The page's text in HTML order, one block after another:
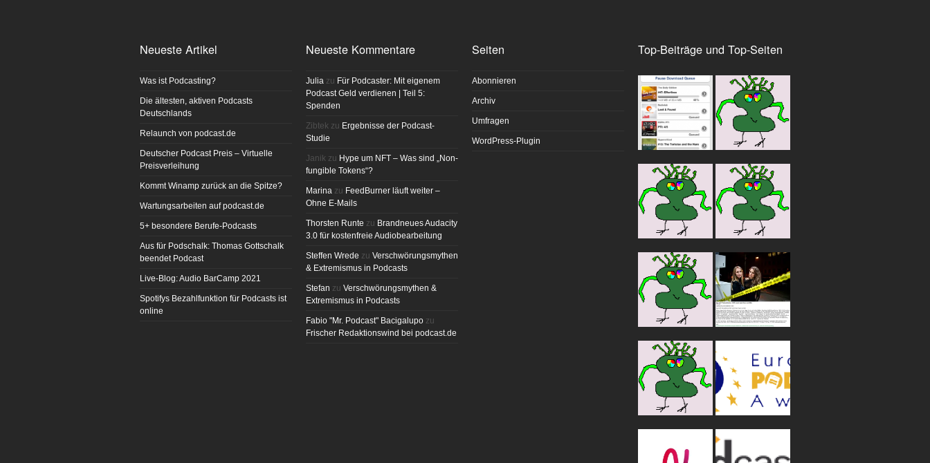
Neueste Artikel
Was ist Podcasting?
Die ältesten, aktiven Podcasts
Deutschlands
Relaunch von podcast.de
Deutscher Podcast Preis – Virtuelle
Preisverleihung
Kommt Winamp zurück an die Spitze?
Wartungsarbeiten auf podcast.de
5+ besondere Berufe-Podcasts
Aus für Podschalk: Thomas Gottschalk
beendet Podcast
Live-Blog: Audio BarCamp 2021
Spotifys Bezahlfunktion für Podcasts ist
online
Neueste Kommentare
Julia zu Für Podcaster: Mit eigenem
Podcast Geld verdienen | Teil 5:
Spenden
Zibtek zu Ergebnisse der Podcast-
Studie
Janik zu Hype um NFT – Was sind „Non-
fungible Tokens“?
Marina zu FeedBurner läuft weiter –
Ohne E-Mails
Thorsten Runte zu Brandneues Audacity
3.0 für kostenfreie Audiobearbeitung
Steffen Wrede zu Verschwörungsmythen
& Extremismus in Podcasts
Stefan zu Verschwörungsmythen &
Extremismus in Podcasts
Fabio "Mr. Podcast" Bacigalupo zu
Frischer Redaktionswind bei podcast.de
Seiten
Abonnieren
Archiv
Umfragen
WordPress-Plugin
Top-Beiträge und Top-Seiten